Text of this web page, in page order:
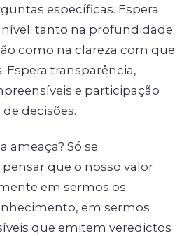
específicas. Espera
tanto na profundidade
como na clareza com que
Espera transparência,
e participação
decisões.
ameaça? Só se
que o nosso valor
em sermos os
em sermos
que emitem veredictos